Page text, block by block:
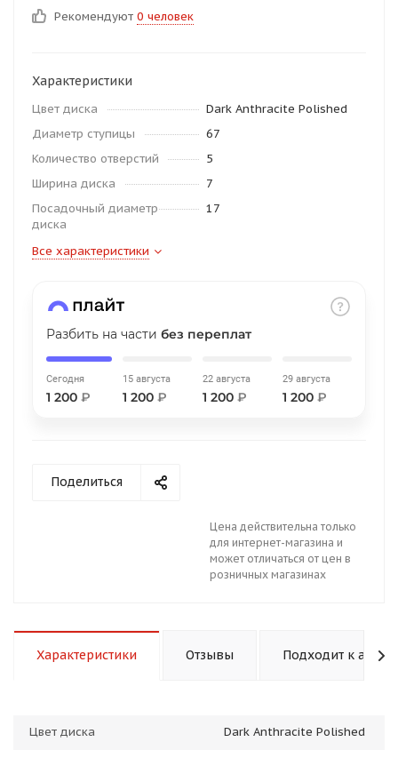
Рекомендуют 0 человек
Характеристики
Цвет диска
Dark Anthracite Polished
Диаметр ступицы
67
Количество отверстий
5
Ширина диска
7
Посадочный диаметр
диска
17
Все характеристики
Разбить на части без переплат
Сегодня
1 200 ₽
15 августа
1 200 ₽
22 августа
1 200 ₽
29 августа
1 200 ₽
Поделиться
Цена действительна только
для интернет-магазина и
может отличаться от цен в
розничных магазинах
Характеристики Отзывы Подходит к авто
Цвет диска Dark Anthracite Polished
раз в 2
plait.ru